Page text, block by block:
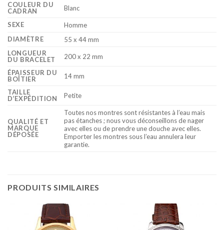
COULEUR DU
CADRAN
Blanc
SEXE
Homme
DIAMÈTRE
55 x 44 mm
LONGUEUR
DU BRACELET
200 x 22 mm
ÉPAISSEUR DU
BOÎTIER
14 mm
TAILLE
D’EXPÉDITION
Petite
QUALITÉ ET
MARQUE
DÉPOSÉE
Toutes nos montres sont résistantes à l’eau mais
pas étanches ; nous vous déconseillons de nager
avec elles ou de prendre une douche avec elles.
Emporter les montres sous l’eau annulera leur
garantie.
PRODUITS SIMILAIRES